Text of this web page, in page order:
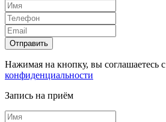
Отправить
Нажимая на кнопку, вы соглашаетесь с
конфиденциальности
Запись на приём